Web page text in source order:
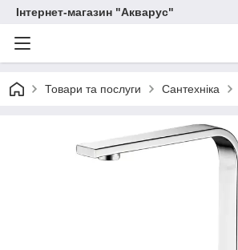
Інтернет-магазин "Акварус"
Товари та послуги Сантехніка